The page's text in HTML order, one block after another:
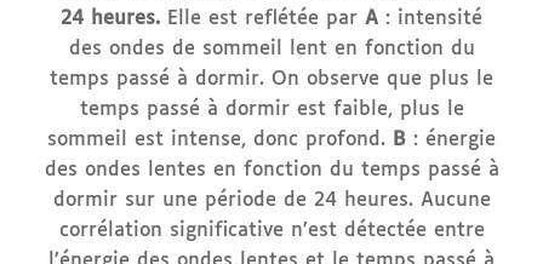
24 heures. Elle est reflétée par A : intensité
des ondes de sommeil lent en fonction du
temps passé à dormir. On observe que plus le
temps passé à dormir est faible, plus le
sommeil est intense, donc profond. B : énergie
des ondes lentes en fonction du temps passé à
dormir sur une période de 24 heures. Aucune
corrélation significative n’est détectée entre